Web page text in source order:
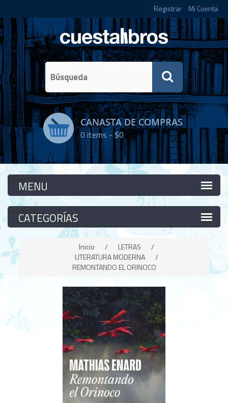
Registrar Mi Cuenta
CANASTA DE COMPRAS
0items -$0
Categorías
Categorías
Inicio / LETRAS
/
LITERATURA MODERNA
/
REMONTANDO EL ORINOCO